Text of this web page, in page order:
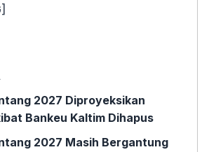
2027 Diproyeksikan
Bankeu Kaltim Dihapus
2027 Masih Bergantung